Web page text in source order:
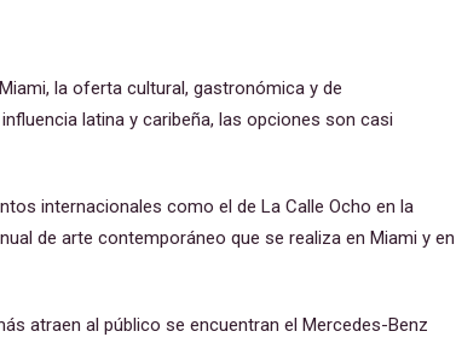
la oferta cultural, gastronómica y de
latina y caribeña, las opciones son casi
internacionales como el de La Calle Ocho en la
de arte contemporáneo que se realiza en Miami y en
atraen al público se encuentran el Mercedes-Benz